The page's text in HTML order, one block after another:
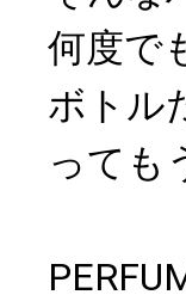
何度で
ボトル
っても